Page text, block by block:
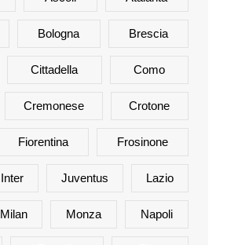
Bologna Brescia
Cittadella Como
Cremonese Crotone
Fiorentina Frosinone
Inter Juventus Lazio
Milan Monza Napoli